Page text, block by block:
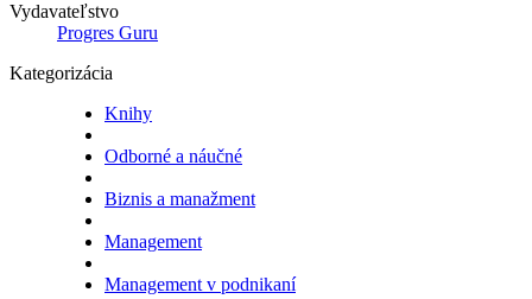
Vydavateľstvo
Progres Guru
Kategorizácia
Knihy
Odborné a náučné
Biznis a manažment
Management
Management v podnikaní